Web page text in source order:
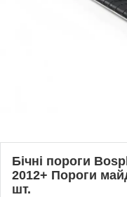
Бічні пороги
2012+ Пороги
шт.